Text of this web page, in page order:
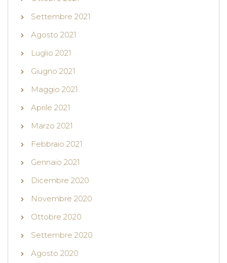
Settembre 2021
Agosto 2021
Luglio 2021
Giugno 2021
Maggio 2021
Aprile 2021
Marzo 2021
Febbraio 2021
Gennaio 2021
Dicembre 2020
Novembre 2020
Ottobre 2020
Settembre 2020
Agosto 2020